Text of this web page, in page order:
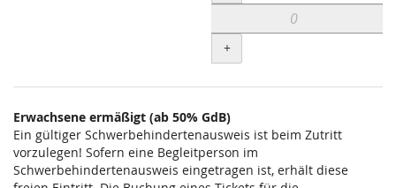
+
Erwachsene ermäßigt (ab 50% GdB)
Ein gültiger Schwerbehindertenausweis ist beim Zutritt
vorzulegen! Sofern eine Begleitperson im
Schwerbehindertenausweis eingetragen ist, erhält diese